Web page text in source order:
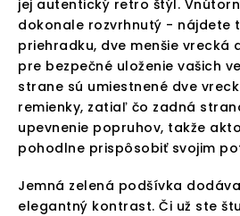
jej autentický retro štýl.
dokonale rozvrhnutý - nájdete
priehradku, dve menšie vrecká
pre bezpečné uloženie vašich
strane sú umiestnené dve
remienky, zatiaľ čo zadná
upevnenie popruhov, takže
pohodlne prispôsobiť svojim
Jemná zelená podšívka
elegantný kontrast. Či už ste